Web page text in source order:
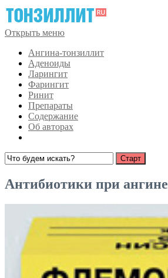
Открыть меню
Ангина-тонзиллит
Аденоиды
Ларингит
Фарингит
Ринит
Препараты
Содержание
Об авторах
Антибиотики при ангине